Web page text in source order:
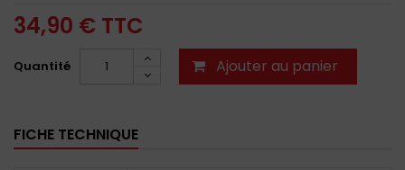
34,90 € TTC
Quantité Ajouter au panier
FICHE TECHNIQUE